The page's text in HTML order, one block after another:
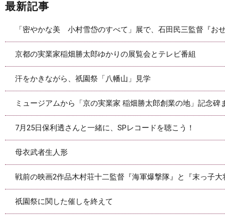
最新記事
「密やかな美 小村雪岱のすべて」展で、石田民三監督『お
京都の実業家稲畑勝太郎ゆかりの展覧会とテレビ番組
汗をかきながら、祇園祭「八幡山」見学
ミュージアムから「京の実業家 稲畑勝太郎創業の地」記念碑
7月25日保利透さんと一緒に、SPレコードを聴こう！
母衣武者生人形
戦前の映画2作品木村荘十二監督『海軍爆撃隊』と『末っ子大
祇園祭に関した催しを終えて